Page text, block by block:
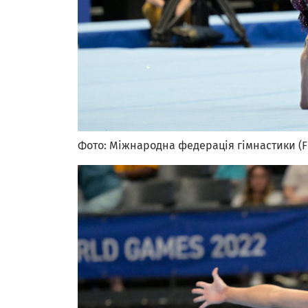
Фото: Міжнародна федерація гімнастики